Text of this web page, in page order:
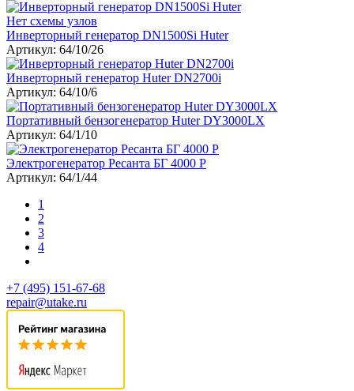
Нет схемы узлов
Инверторный генератор DN1500Si Huter
Артикул: 64/10/26
Инверторный генератор Huter DN2700i
Артикул: 64/10/6
Портативный бензогенератор Huter DY3000LX
Артикул: 64/1/10
Электрогенератор Ресанта БГ 4000 Р
Артикул: 64/1/44
1
2
3
4
+7 (495) 151-67-68
repair@utake.ru